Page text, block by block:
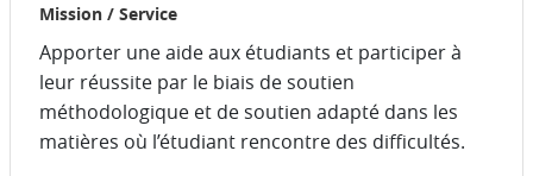
Mission / Service
Apporter une aide aux étudiants et participer à
leur réussite par le biais de soutien
méthodologique et de soutien adapté dans les
matières où l’étudiant rencontre des difficultés.